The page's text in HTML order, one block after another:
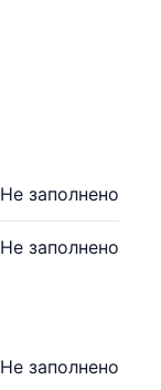
Не заполнено
Не заполнено
Не заполнено